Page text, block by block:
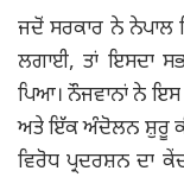
ਜਦੋਂ ਸਰਕਾਰ ਨੇ ਨੇਪਾਲ
ਲਗਾਈ, ਤਾਂ ਇਸਦਾ
ਪਿਆ। ਨੌਜਵਾਨਾਂ ਨੇ
ਅਤੇ ਇੱਕ ਅੰਦੋਲਨ ਸ਼ੁਰੂ
ਵਿਰੋਧ ਪ੍ਰਦਰਸ਼ਨ ਦਾ